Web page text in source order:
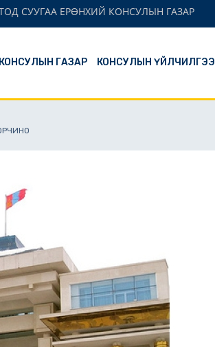
СУУГАА ЕРӨНХИЙ КОНСУЛЫН ГАЗАР
КОНСУЛЫН ГАЗАР КОНСУЛЫН ҮЙЛЧИЛГЭЭ